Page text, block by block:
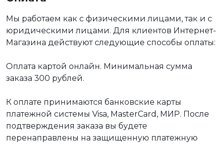
Мы работаем как с физическими лицами, так и с
юридическими лицами. Для клиентов Интернет-
Магазина действуют следующие способы оплаты:
Оплата картой онлайн. Минимальная сумма
заказа 300 рублей.
К оплате принимаются банковские карты
платежной системы Visa, MasterCard, МИР. После
подтверждения заказа вы будете
перенаправлены на защищенную платежную